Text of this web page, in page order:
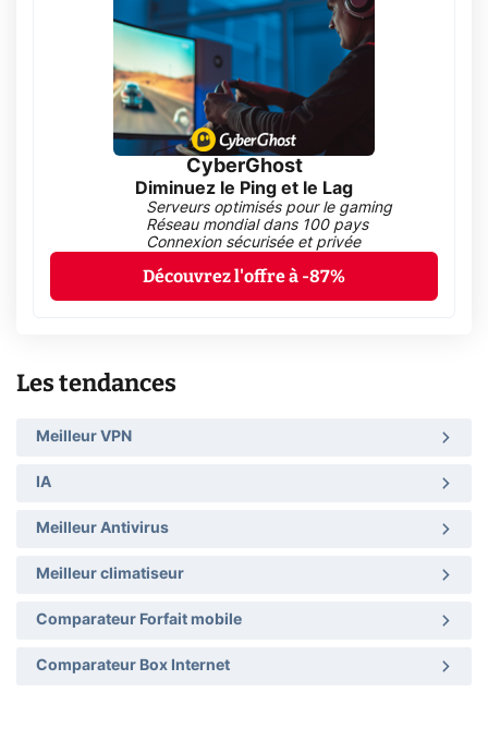
CyberGhost
Diminuez le Ping et le Lag
Serveurs optimisés pour le gaming
Réseau mondial dans 100 pays
Connexion sécurisée et privée
Découvrez l'offre à -87%
Les tendances
Meilleur VPN
IA
Meilleur Antivirus
Meilleur climatiseur
Comparateur Forfait mobile
Comparateur Box Internet